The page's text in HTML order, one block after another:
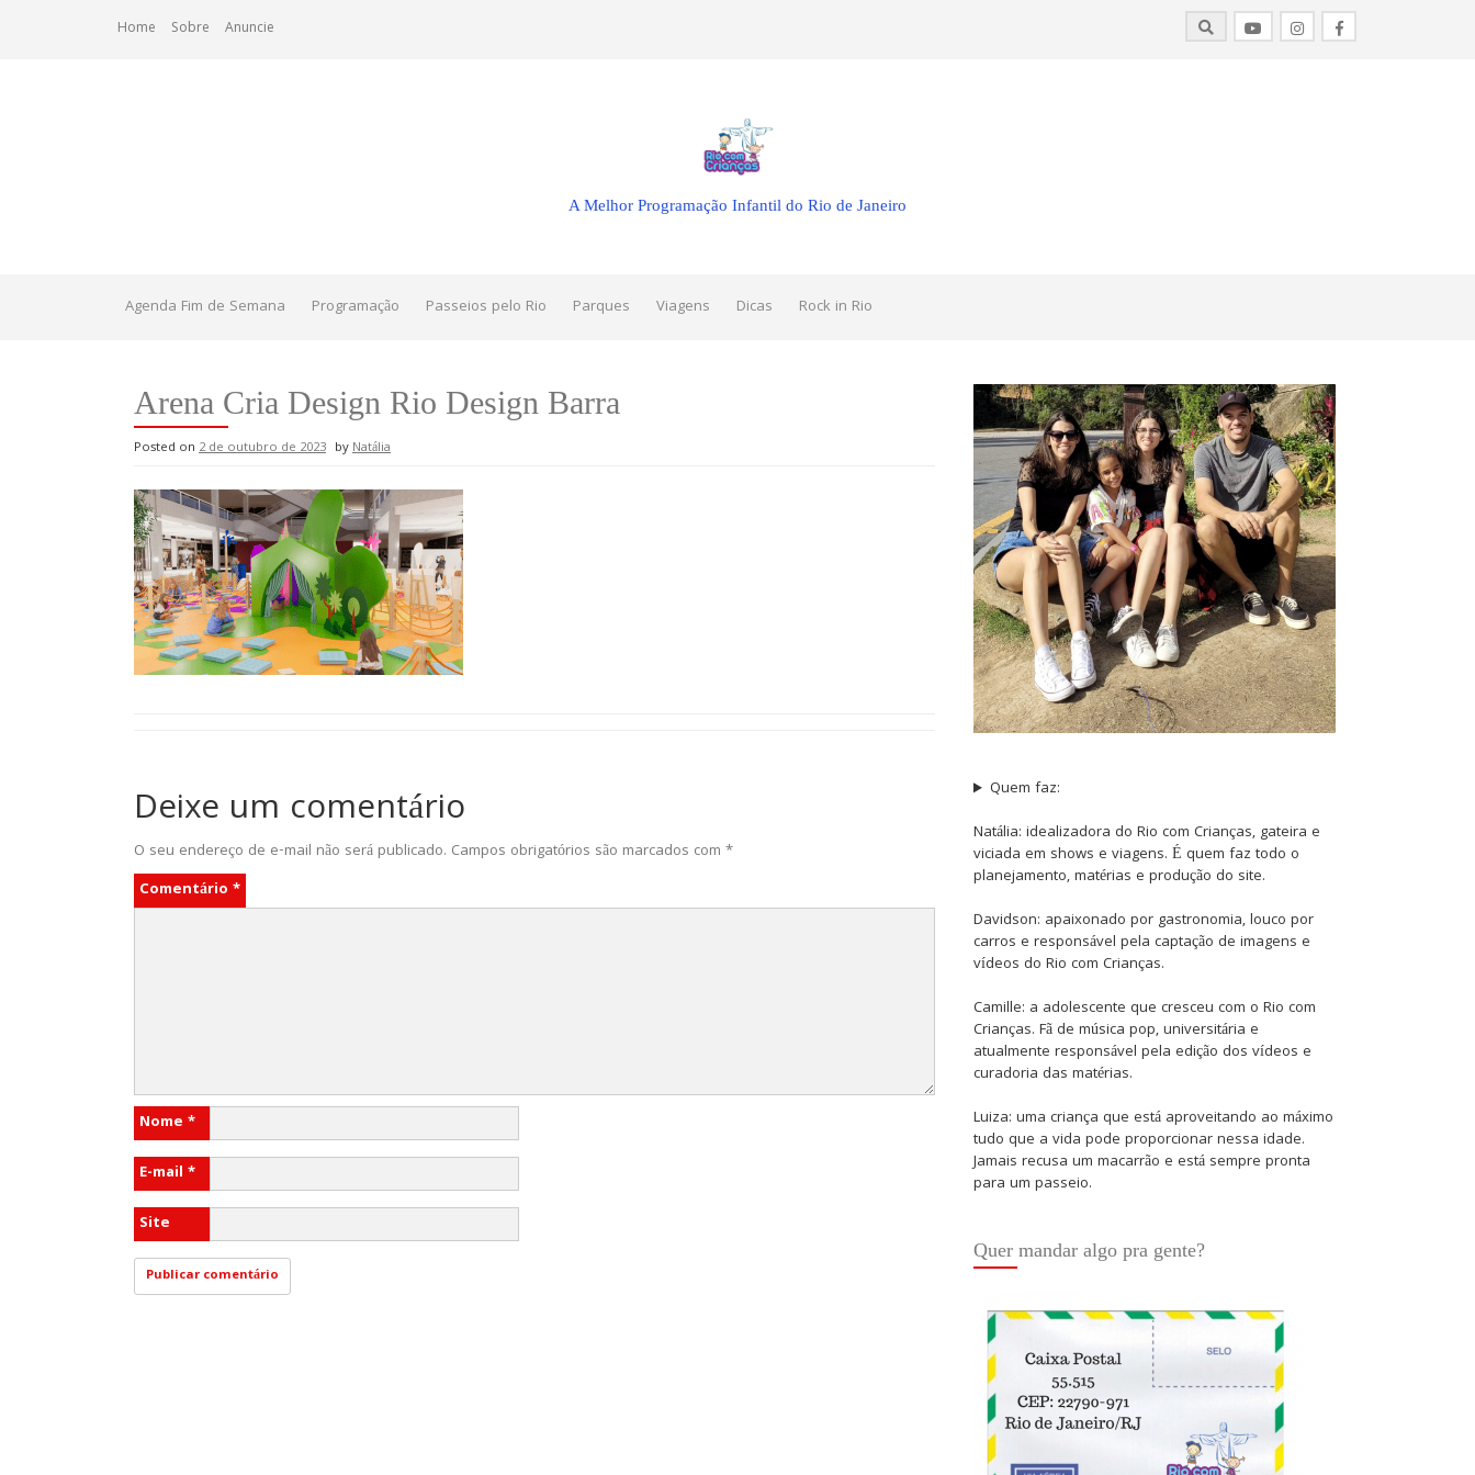
Home Sobre Anuncie
A Melhor Programação Infantil do Rio de Janeiro
Agenda Fim de Semana Programação Passeios pelo Rio Parques Viagens Dicas Rock in Rio
Arena Cria Design Rio Design Barra
Posted on 2 de outubro de 2023 byNatália
Deixe um comentário
O seu endereço de e-mail não será publicado. Campos obrigatórios são marcados com *
Comentário *
Nome *
E-mail *
Site
Quem faz:
Natália: idealizadora do Rio com Crianças, gateira e
viciada em shows e viagens. É quem faz todo o
planejamento, matérias e produção do site.
Davidson: apaixonado por gastronomia, louco por
carros e responsável pela captação de imagens e
vídeos do Rio com Crianças.
Camille: a adolescente que cresceu com o Rio com
Crianças. Fã de música pop, universitária e
atualmente responsável pela edição dos vídeos e
curadoria das matérias.
Luiza: uma criança que está aproveitando ao máximo
tudo que a vida pode proporcionar nessa idade.
Jamais recusa um macarrão e está sempre pronta
para um passeio.
Quer mandar algo pra gente?